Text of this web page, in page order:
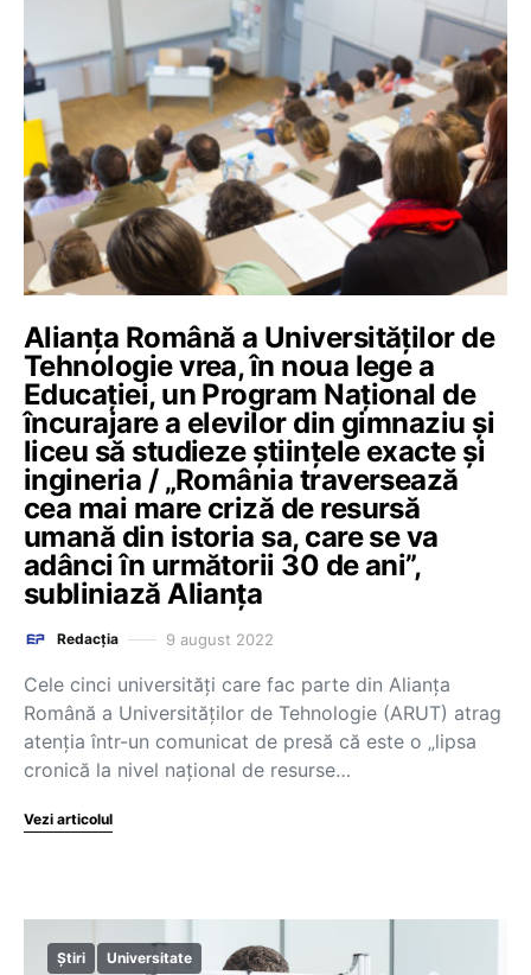
Alianța Română a Universităților de
Tehnologie vrea, în noua lege a
Educației, un Program Național de
încurajare a elevilor din gimnaziu și
liceu să studieze științele exacte și
ingineria / „România traversează
cea mai mare criză de resursă
umană din istoria sa, care se va
adânci în următorii 30 de ani”,
subliniază Alianța
Redacția 9 august 2022
Cele cinci universități care fac parte din Alianța
Română a Universităților de Tehnologie (ARUT) atrag
atenția într-un comunicat de presă că este o „lipsa
cronică la nivel național de resurse…
Vezi articolul
Știri Universitate